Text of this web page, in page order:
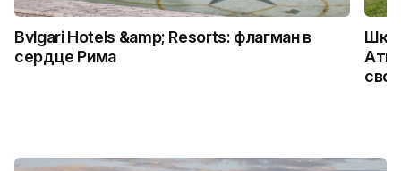
Bvlgari Hotels &amp; Resorts: флагман в
сердце Рима